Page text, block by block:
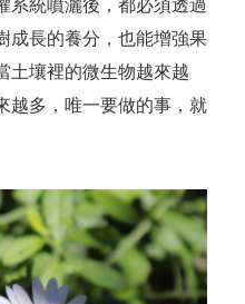
系統噴灑後，都必須透過
成長的養分，也能增強果
土壤裡的微生物越來越
越多，唯一要做的事，就